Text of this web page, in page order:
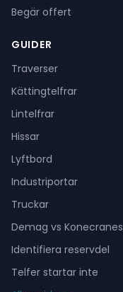
Begär offert
GUIDER
Traverser
Kättingtelfrar
Lintelfrar
Hissar
Lyftbord
Industriportar
Truckar
Demag vs Konecranes
Identifiera reservdel
Telfer startar inte